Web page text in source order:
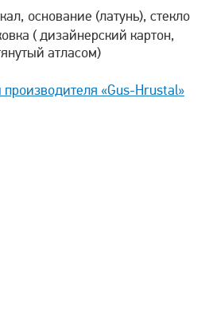
основание (латунь), стекло
( дизайнерский картон,
атласом)
производителя «Gus-Hrustal»